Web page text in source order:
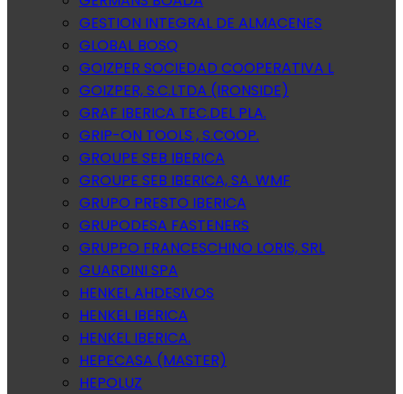
GESTION INTEGRAL DE ALMACENES
GLOBAL BOSQ
GOIZPER SOCIEDAD COOPERATIVA L
GOIZPER, S.C.LTDA (IRONSIDE)
GRAF IBERICA TEC.DEL PLA.
GRIP-ON TOOLS , S.COOP.
GROUPE SEB IBERICA
GROUPE SEB IBERICA, SA. WMF
GRUPO PRESTO IBERICA
GRUPODESA FASTENERS
GRUPPO FRANCESCHINO LORIS, SRL
GUARDINI SPA
HENKEL AHDESIVOS
HENKEL IBERICA
HENKEL IBERICA.
HEPECASA (MASTER)
HEPOLUZ